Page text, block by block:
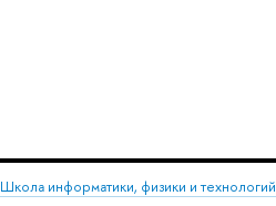
Школа информатики, физики и технологий